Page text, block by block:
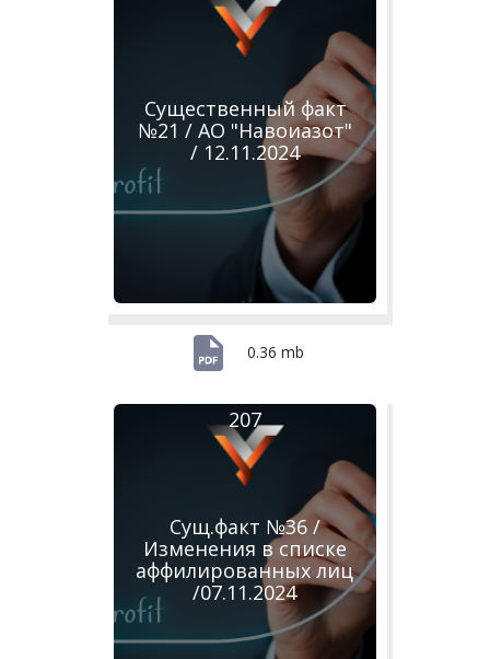
Существенный факт
№21 / АО "Навоиазот"
/ 12.11.2024
0.36 mb
Сущ.факт №36 /
Изменения в списке
аффилированных лиц
/07.11.2024
207